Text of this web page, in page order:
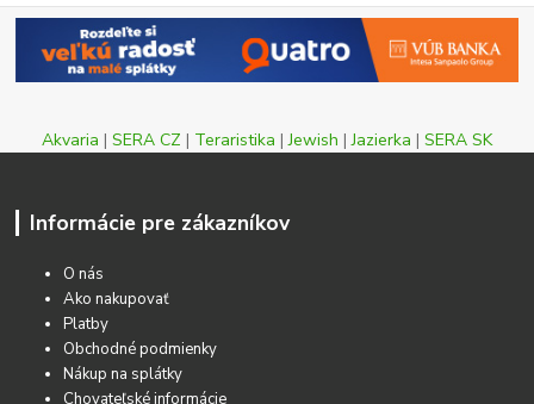
Akvaria | SERA CZ | Teraristika |Jewish |Jazierka | SERA SK
Informácie pre zákazníkov
O nás
Ako nakupovať
Platby
Obchodné podmienky
Nákup na splátky
Chovateľské informácie